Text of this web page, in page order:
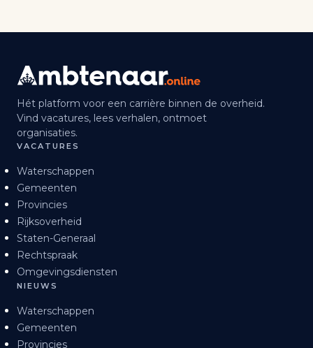
Hét platform voor een carrière binnen de overheid.
Vind vacatures, lees verhalen, ontmoet
organisaties.
VACATURES
Waterschappen
Gemeenten
Provincies
Rijksoverheid
Staten-Generaal
Rechtspraak
Omgevingsdiensten
NIEUWS
Waterschappen
Gemeenten
Provincies